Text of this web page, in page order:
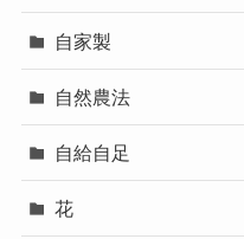
自家製
自然農法
自給自足
花